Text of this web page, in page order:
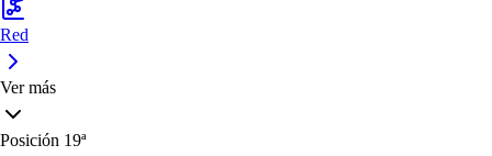
Red
Ver más
Posición 19ª